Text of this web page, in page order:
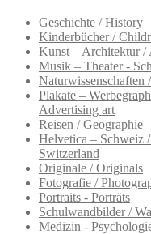
Geschichte / History
Kinderbücher /
Kunst – Architektur /
Musik – Theater -
Naturwissenschaften
Plakate –
Advertising art
Reisen / Geographie
Helvetica – Schweiz
Switzerland
Originale / Originals
Fotografie /
Portraits - Porträts
Schulwandbilder /
Medizin -